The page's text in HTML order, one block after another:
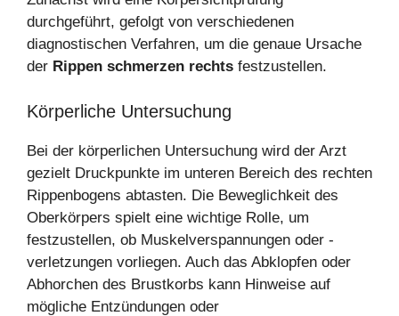
durchgeführt, gefolgt von verschiedenen
diagnostischen Verfahren, um die genaue Ursache
der Rippen schmerzen rechts festzustellen.
Körperliche Untersuchung
Bei der körperlichen Untersuchung wird der Arzt
gezielt Druckpunkte im unteren Bereich des rechten
Rippenbogens abtasten. Die Beweglichkeit des
Oberkörpers spielt eine wichtige Rolle, um
festzustellen, ob Muskelverspannungen oder -
verletzungen vorliegen. Auch das Abklopfen oder
Abhorchen des Brustkorbs kann Hinweise auf
mögliche Entzündungen oder